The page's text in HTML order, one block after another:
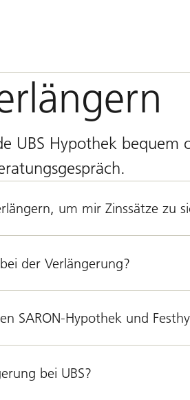
UBS Hypothek bequem
um mir Zinssätze zu
der Verlängerung?
SARON‑Hypothek und
bei UBS?